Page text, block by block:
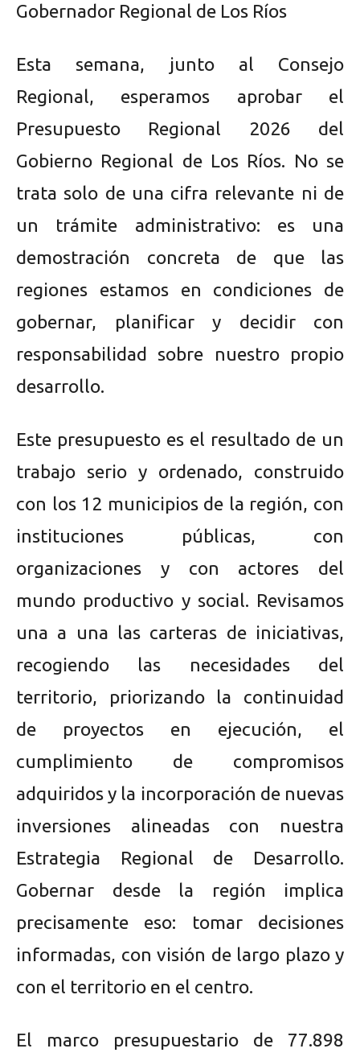
Gobernador Regional de Los Ríos
Esta semana, junto al Consejo
Regional, esperamos aprobar el
Presupuesto Regional 2026 del
Gobierno Regional de Los Ríos. No se
trata solo de una cifra relevante ni de
un trámite administrativo: es una
demostración concreta de que las
regiones estamos en condiciones de
gobernar, planificar y decidir con
responsabilidad sobre nuestro propio
desarrollo.
Este presupuesto es el resultado de un
trabajo serio y ordenado, construido
con los 12 municipios de la región, con
instituciones públicas, con
organizaciones y con actores del
mundo productivo y social. Revisamos
una a una las carteras de iniciativas,
recogiendo las necesidades del
territorio, priorizando la continuidad
de proyectos en ejecución, el
cumplimiento de compromisos
adquiridos y la incorporación de nuevas
inversiones alineadas con nuestra
Estrategia Regional de Desarrollo.
Gobernar desde la región implica
precisamente eso: tomar decisiones
informadas, con visión de largo plazo y
con el territorio en el centro.
El marco presupuestario de 77.898